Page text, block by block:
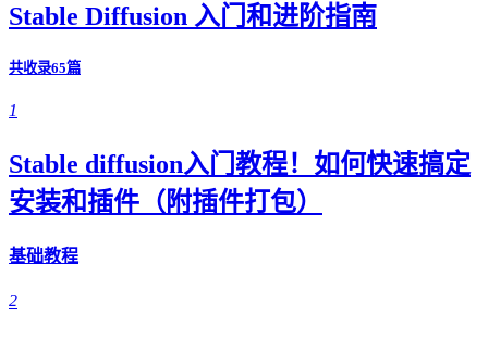
Stable Diffusion 入门和进阶指南
共收录65篇
1
Stable diffusion入门教程！如何快速搞定
安装和插件（附插件打包）
基础教程
2